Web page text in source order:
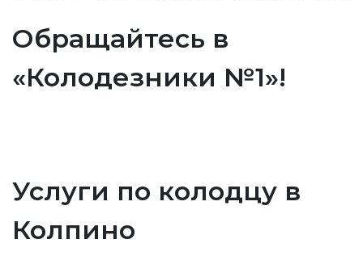
Обращайтесь в
«Колодезники №1»!
Услуги по колодцу в
Колпино